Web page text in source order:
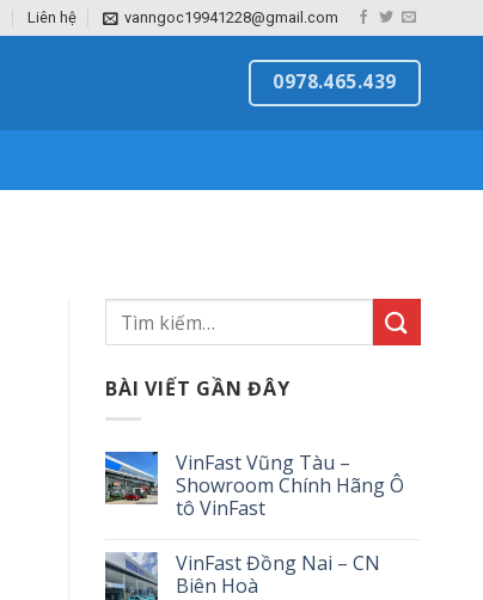
Liên hệ vanngoc19941228@gmail.com
0978.465.439
BÀI VIẾT GẦN ĐÂY
VinFast Vũng Tàu –
Showroom Chính Hãng Ô
tô VinFast
VinFast Đồng Nai – CN
Biên Hoà